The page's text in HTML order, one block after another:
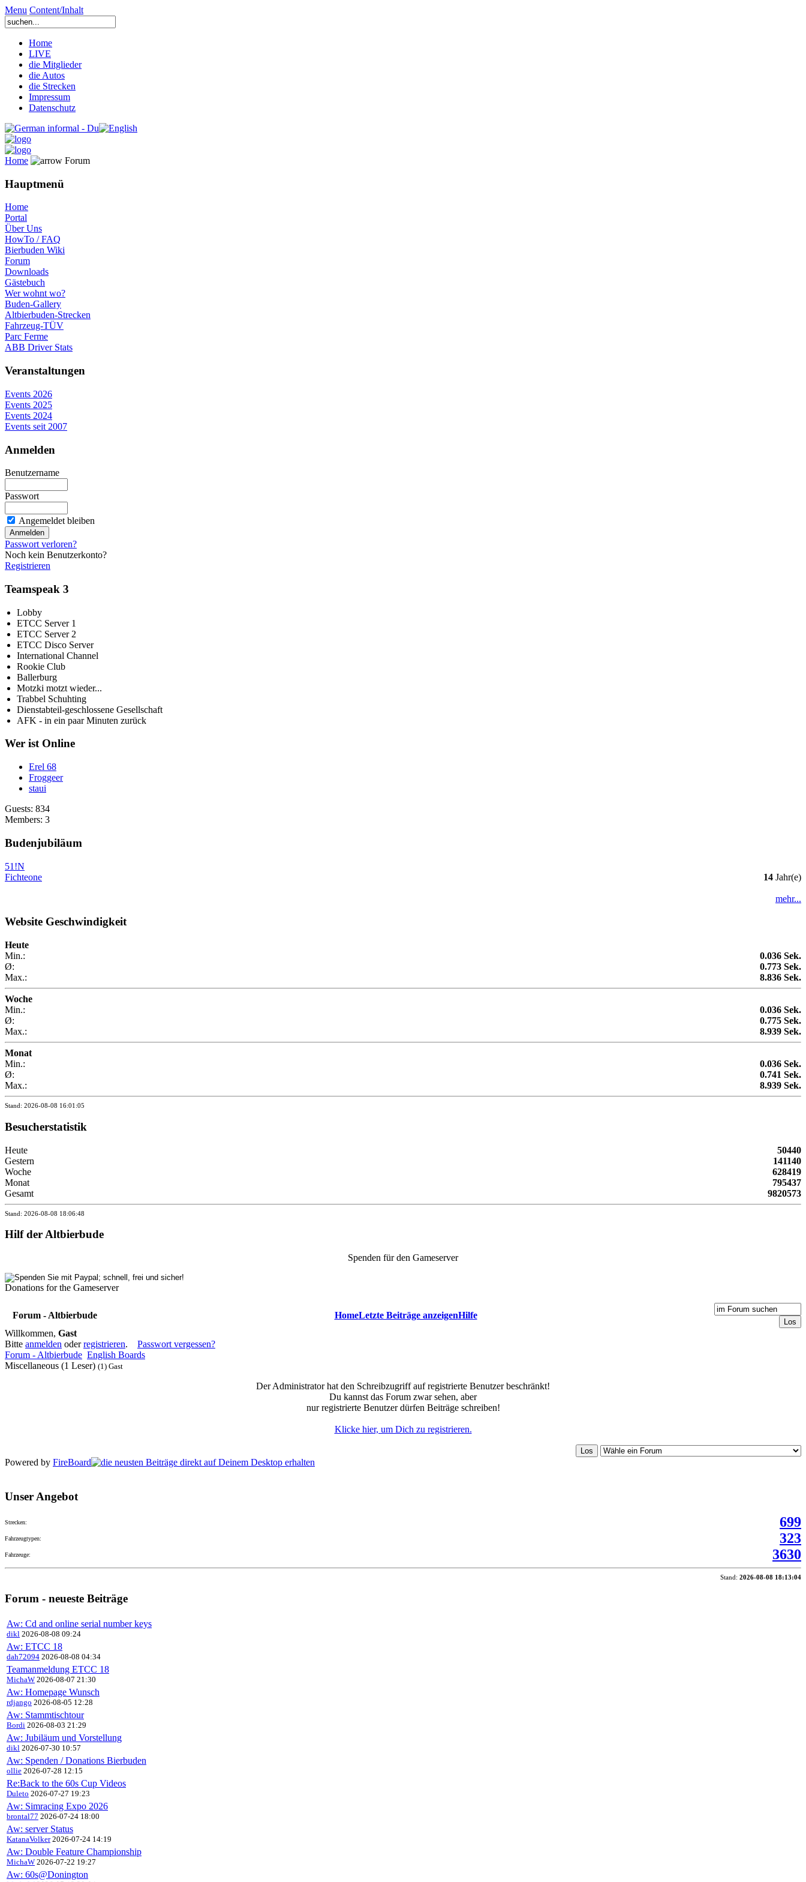
Menu Content/Inhalt
Home
LIVE
die Mitglieder
die Autos
die Strecken
Impressum
Datenschutz
Home Forum
Hauptmenü
Home
Portal
Über Uns
HowTo / FAQ
Bierbuden Wiki
Forum
Downloads
Gästebuch
Wer wohnt wo?
Buden-Gallery
Altbierbuden-Strecken
Fahrzeug-TÜV
Parc Ferme
ABB Driver Stats
Veranstaltungen
Events 2026
Events 2025
Events 2024
Events seit 2007
Anmelden
Benutzername
Passwort
Angemeldet bleiben
Passwort verloren?
Noch kein Benutzerkonto?
Registrieren
Teamspeak 3
Lobby
ETCC Server 1
ETCC Server 2
ETCC Disco Server
International Channel
Rookie Club
Ballerburg
Motzki motzt wieder...
Trabbel Schuhting
Dienstabteil-geschlossene Gesellschaft
AFK - in ein paar Minuten zurück
Wer ist Online
Erel 68
Froggeer
staui
Guests: 834
Members: 3
Budenjubiläum
51!N
Fichteone
14 Jahr(e)
mehr...
Website Geschwindigkeit
Heute
Min.:
0.036 Sek.
Ø:
0.773 Sek.
Max.:
8.836 Sek.
Woche
Min.:
0.036 Sek.
Ø:
0.775 Sek.
Max.:
8.939 Sek.
Monat
Min.:
0.036 Sek.
Ø:
0.741 Sek.
Max.:
8.939 Sek.
Stand: 2026-08-08 16:01:05
Besucherstatistik
Heute
50440
Gestern
141140
Woche
628419
Monat
795437
Gesamt
9820573
Stand: 2026-08-08 18:06:48
Hilf der Altbierbude
Spenden für den Gameserver
Donations for the Gameserver
Forum - Altbierbude HomeLetzte Beiträge anzeigenHilfe
Willkommen, Gast
Bitte anmelden oderregistrieren. Passwort vergessen?
Forum - Altbierbude English Boards
Miscellaneous (1 Leser) (1) Gast
Der Administrator hat den Schreibzugriff auf registrierte Benutzer beschränkt!
Du kannst das Forum zwar sehen, aber
nur registrierte Benutzer dürfen Beiträge schreiben!
Klicke hier, um Dich zu registrieren.
Powered by FireBoard
Unser Angebot
Strecken: 699
Fahrzeugtypen: 323
Fahrzeuge: 3630
Stand: 2026-08-08 18:13:04
Forum - neueste Beiträge
Aw: Cd and online serial number keys
dikl 2026-08-08 09:24
Aw: ETCC 18
dah72094 2026-08-08 04:34
Teamanmeldung ETCC 18
MichaW 2026-08-07 21:30
Aw: Homepage Wunsch
rdjango 2026-08-05 12:28
Aw: Stammtischtour
Bordi 2026-08-03 21:29
Aw: Jubiläum und Vorstellung
dikl 2026-07-30 10:57
Aw: Spenden / Donations Bierbuden
ollie 2026-07-28 12:15
Re:Back to the 60s Cup Videos
Duleto 2026-07-27 19:23
Aw: Simracing Expo 2026
brontal77 2026-07-24 18:00
Aw: server Status
KatanaVolker2026-07-24 14:19
Aw: Double Feature Championship
MichaW 2026-07-22 19:27
Aw: 60s@Donington